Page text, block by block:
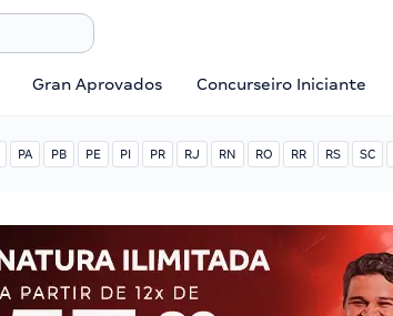
Gran Aprovados Concurseiro Iniciante
PA PB PE PI PR RJ RN RO RR RS SC